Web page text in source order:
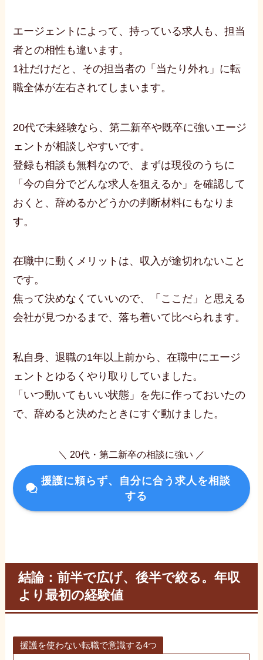
エージェントによって、持っている求人も、担当
者との相性も違います。
1社だけだと、その担当者の「当たり外れ」に転
職全体が左右されてしまいます。
20代で未経験なら、第二新卒や既卒に強いエージ
ェントが相談しやすいです。
登録も相談も無料なので、まずは現役のうちに
「今の自分でどんな求人を狙えるか」を確認して
おくと、辞めるかどうかの判断材料にもなりま
す。
在職中に動くメリットは、収入が途切れないこと
です。
焦って決めなくていいので、「ここだ」と思える
会社が見つかるまで、落ち着いて比べられます。
私自身、退職の1年以上前から、在職中にエージ
ェントとゆるくやり取りしていました。
「いつ動いてもいい状態」を先に作っておいたの
で、辞めると決めたときにすぐ動けました。
＼ 20代・第二新卒の相談に強い ／
援護に頼らず、自分に合う求人を相談
する
結論：前半で広げ、後半で絞る。年収
より最初の経験値
援護を使わない転職で意識する4つ